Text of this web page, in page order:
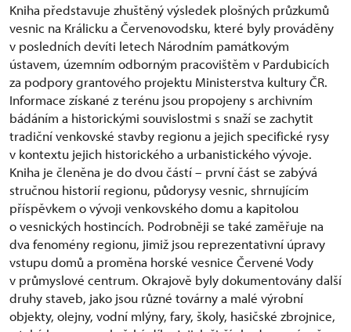
Kniha představuje zhuštěný výsledek plošných průzkumů
vesnic na Králicku a Červenovodsku, které byly prováděny
v posledních devíti letech Národním památkovým
ústavem, územním odborným pracovištěm v Pardubicích
za podpory grantového projektu Ministerstva kultury ČR.
Informace získané z terénu jsou propojeny s archivním
bádáním a historickými souvislostmi s snaží se zachytit
tradiční venkovské stavby regionu a jejich specifické rysy
v kontextu jejich historického a urbanistického vývoje.
Kniha je členěna je do dvou částí – první část se zabývá
stručnou historií regionu, půdorysy vesnic, shrnujícím
příspěvkem o vývoji venkovského domu a kapitolou
o vesnických hostincích. Podrobněji se také zaměřuje na
dva fenomény regionu, jimiž jsou reprezentativní úpravy
vstupu domů a proměna horské vesnice Červené Vody
v průmyslové centrum. Okrajově byly dokumentovány další
druhy staveb, jako jsou různé továrny a malé výrobní
objekty, olejny, vodní mlýny, fary, školy, hasičské zbrojnice,